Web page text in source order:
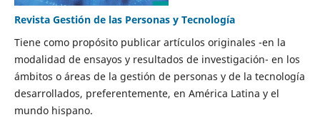
Revista Gestión de las Personas y Tecnología
Tiene como propósito publicar artículos originales -en la
modalidad de ensayos y resultados de investigación- en los
ámbitos o áreas de la gestión de personas y de la tecnología
desarrollados, preferentemente, en América Latina y el
mundo hispano.